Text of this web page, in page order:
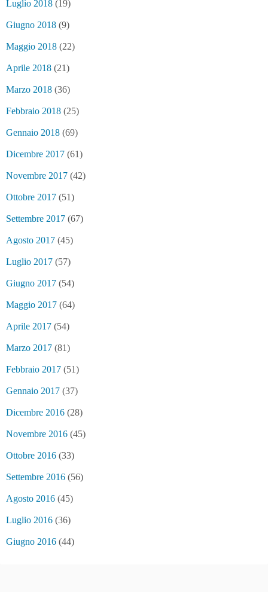
Luglio 2018 (19)
Giugno 2018 (9)
Maggio 2018 (22)
Aprile 2018 (21)
Marzo 2018 (36)
Febbraio 2018 (25)
Gennaio 2018 (69)
Dicembre 2017 (61)
Novembre 2017 (42)
Ottobre 2017 (51)
Settembre 2017 (67)
Agosto 2017 (45)
Luglio 2017 (57)
Giugno 2017 (54)
Maggio 2017 (64)
Aprile 2017 (54)
Marzo 2017 (81)
Febbraio 2017 (51)
Gennaio 2017 (37)
Dicembre 2016 (28)
Novembre 2016 (45)
Ottobre 2016 (33)
Settembre 2016 (56)
Agosto 2016 (45)
Luglio 2016 (36)
Giugno 2016 (44)